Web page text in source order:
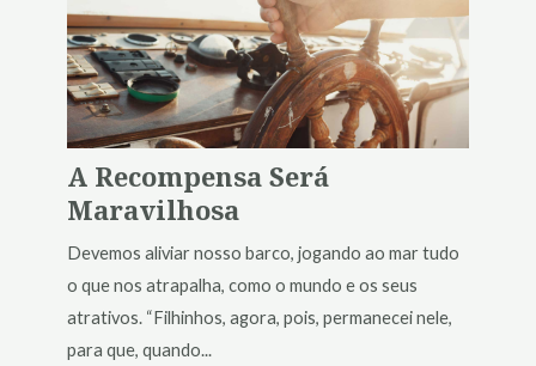
A Recompensa Será
Maravilhosa
Devemos aliviar nosso barco, jogando ao mar tudo
o que nos atrapalha, como o mundo e os seus
atrativos. “Filhinhos, agora, pois, permanecei nele,
para que, quando...